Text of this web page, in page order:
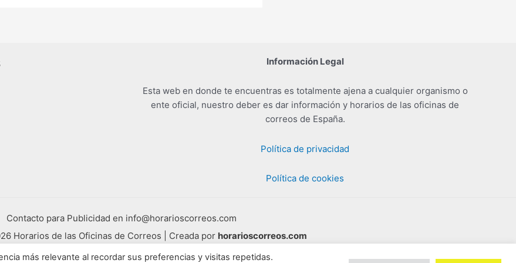
Información Legal
Esta web en donde te encuentras es totalmente ajena a cualquier organismo o
ente oficial, nuestro deber es dar información y horarios de las oficinas de
correos de España.
Política de privacidad
Política de cookies
Contacto para Publicidad en info@horarioscorreos.com
Horarios de las Oficinas de Correos | Creada por horarioscorreos.com
Mapa de nuestra web
más relevante al recordar sus preferencias y visitas repetidas.